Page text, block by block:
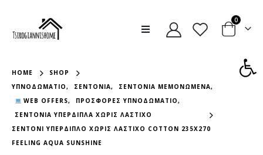
0
HOME
SHOP
ΥΠΝΟΔΩΜΆΤΙΟ, ΣΕΝΤΌΝΙΑ, ΣΕΝΤΌΝΙΑ ΜΕΜΟΝΩΜΈΝΑ,
WEB OFFERS, ΠΡΟΣΦΟΡΈΣ ΥΠΝΟΔΩΜΆΤΙΟ,
ΣΕΝΤΌΝΙΑ ΥΠΈΡΔΙΠΛΑ ΧΩΡΊΣ ΛΆΣΤΙΧΟ
ΣΕΝΤΟΝΙ ΥΠΕΡΔΙΠΛΟ ΧΩΡΙΣ ΛΑΣΤΙΧΟ COTTON 235X270
FEELING AQUA SUNSHINE